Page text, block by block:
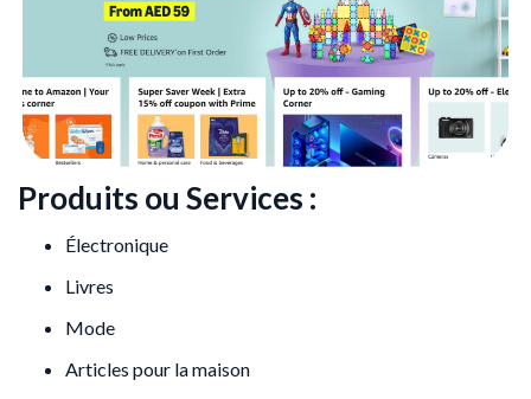
Produits ou Services :
Électronique
Livres
Mode
Articles pour la maison